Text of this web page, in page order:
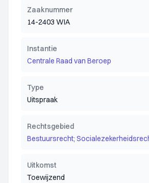
Zaaknummer
14-2403 WIA
Instantie
Centrale Raad van Beroep
Type
Uitspraak
Rechtsgebied
Bestuursrecht;
Uitkomst
Toewijzend